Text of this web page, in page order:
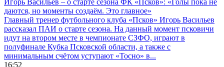
даются, но моменты создаём. Это главное»
Главный тренер футбольного клуба «Псков» Игорь Васильев
рассказал ПАИ о старте сезона. На данный момент псковичи
идут на втором месте в чемпионате СЗФО, играют в
полуфинале Кубка Псковской области, а также с
минимальным счётом уступают «Тосно» в...
16:52